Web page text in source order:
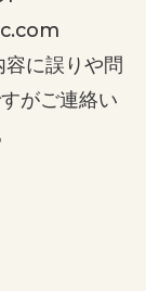
c.com
容に誤りや問
がご連絡い